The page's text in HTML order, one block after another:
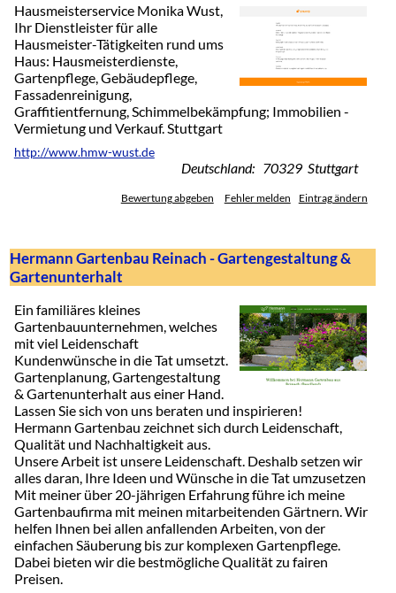
Hausmeisterservice Monika Wust,
Ihr Dienstleister für alle
Hausmeister-Tätigkeiten rund ums
Haus: Hausmeisterdienste,
Gartenpflege, Gebäudepflege,
Fassadenreinigung,
Graffitientfernung, Schimmelbekämpfung; Immobilien -
Vermietung und Verkauf. Stuttgart
http://www.hmw-wust.de
Deutschland: 70329 Stuttgart
Bewertung abgeben Fehler melden Eintrag ändern
Hermann Gartenbau Reinach - Gartengestaltung &
Gartenunterhalt
Ein familiäres kleines
Gartenbauunternehmen, welches
mit viel Leidenschaft
Kundenwünsche in die Tat umsetzt.
Gartenplanung, Gartengestaltung
& Gartenunterhalt aus einer Hand.
Lassen Sie sich von uns beraten und inspirieren!
Hermann Gartenbau zeichnet sich durch Leidenschaft,
Qualität und Nachhaltigkeit aus.
Unsere Arbeit ist unsere Leidenschaft. Deshalb setzen wir
alles daran, Ihre Ideen und Wünsche in die Tat umzusetzen
Mit meiner über 20-jährigen Erfahrung führe ich meine
Gartenbaufirma mit meinen mitarbeitenden Gärtnern. Wir
helfen Ihnen bei allen anfallenden Arbeiten, von der
einfachen Säuberung bis zur komplexen Gartenpflege.
Dabei bieten wir die bestmögliche Qualität zu fairen
Preisen.